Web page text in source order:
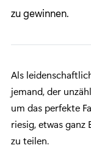
zu gewinnen.
Als
jemand, der
um das perfekte
riesig, etwas
zu teilen.